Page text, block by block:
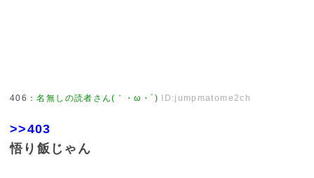
406 ：名無しの読者さん(｀・ω・´) ID:jumpmatome2ch
>>403
悟り飯じゃん